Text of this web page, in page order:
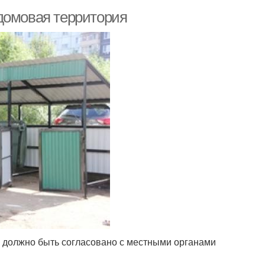
территория
быть согласовано с местными органами